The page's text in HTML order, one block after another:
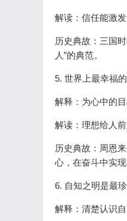
解读：信任能激
历史典故：三国
人”的典范。
5. 世界上最幸福
解释：为心中的
解读：理想给人
历史典故：周恩
心，在奋斗中实现
6. 自知之明是最珍
解释：清楚认识